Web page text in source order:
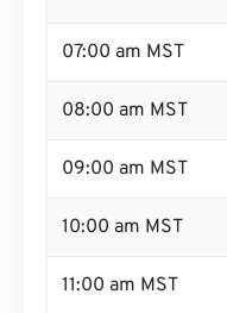
07:00 am MST
08:00 am MST
09:00 am MST
10:00 am MST
11:00 am MST